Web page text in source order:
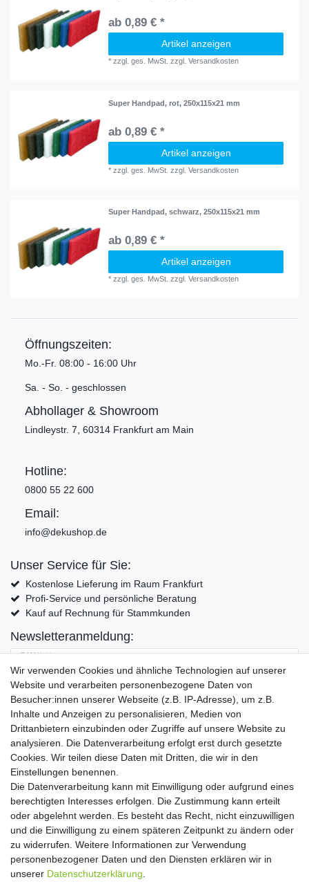
ab 0,89 € *
Artikel anzeigen
*zzgl. ges. MwSt. zzgl.Versandkosten
Super Handpad, rot, 250x115x21 mm
ab 0,89 € *
Artikel anzeigen
*zzgl. ges. MwSt. zzgl.Versandkosten
Super Handpad, schwarz, 250x115x21 mm
ab 0,89 € *
Artikel anzeigen
*zzgl. ges. MwSt. zzgl.Versandkosten
Öffnungszeiten:
Mo.-Fr. 08:00 - 16:00 Uhr
Sa. - So. - geschlossen
Abhollager & Showroom
Lindleystr. 7, 60314 Frankfurt am Main
Hotline:
0800 55 22 600
Email:
info@dekushop.de
Unser Service für Sie:
Kostenlose Lieferung im Raum Frankfurt
Profi-Service und persönliche Beratung
Kauf auf Rechnung für Stammkunden
Newsletteranmeldung:
E-MAIL **
Hiermit bestätige ich, dass ich die Daten­schutz­erklärung
Einwilligung kann ich jederzeit widerrufen.**
Abonnieren
** Hierbei handelt es sich um ein Pflichtfeld.
Widerrufs­recht Widerrufs­formular Impressum
Daten­schutz­erklärung AGB Kontakt
Wir verwenden Cookies und ähnliche Technologien auf unserer
Website und verarbeiten personenbezogene Daten von
Besucher:innen unserer Webseite (z.B. IP-Adresse), um z.B.
Inhalte und Anzeigen zu personalisieren, Medien von
Drittanbietern einzubinden oder Zugriffe auf unsere Website zu
analysieren. Die Datenverarbeitung erfolgt erst durch gesetzte
Cookies. Wir teilen diese Daten mit Dritten, die wir in den
Einstellungen benennen.
Die Datenverarbeitung kann mit Einwilligung oder aufgrund eines
berechtigten Interesses erfolgen. Die Zustimmung kann erteilt
oder abgelehnt werden. Es besteht das Recht, nicht einzuwilligen
und die Einwilligung zu einem späteren Zeitpunkt zu ändern oder
zu widerrufen. Weitere Informationen zur Verwendung
personenbezogener Daten und den Diensten erklären wir in
unserer Daten­schutz­erklärung